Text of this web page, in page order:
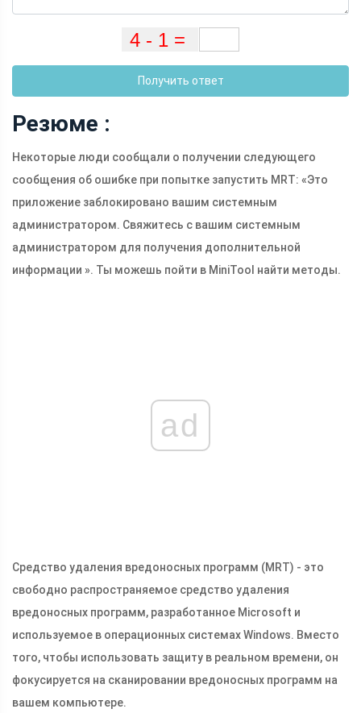
Получить ответ
Резюме :
Некоторые люди сообщали о получении следующего
сообщения об ошибке при попытке запустить MRT: «Это
приложение заблокировано вашим системным
администратором. Свяжитесь с вашим системным
администратором для получения дополнительной
информации ». Ты можешь пойти в MiniTool найти методы.
ad
Средство удаления вредоносных программ (MRT) - это
свободно распространяемое средство удаления
вредоносных программ, разработанное Microsoft и
используемое в операционных системах Windows. Вместо
того, чтобы использовать защиту в реальном времени, он
фокусируется на сканировании вредоносных программ на
вашем компьютере.